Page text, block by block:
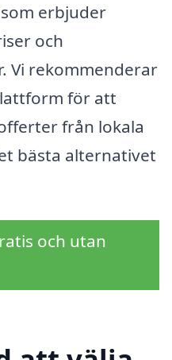
erbjuder
och
Vi rekommenderar
för att
från lokala
bästa alternativet
och utan